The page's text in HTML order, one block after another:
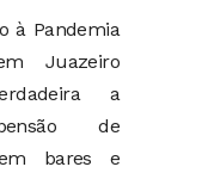
à Pandemia
Juazeiro
a
de
em bares e